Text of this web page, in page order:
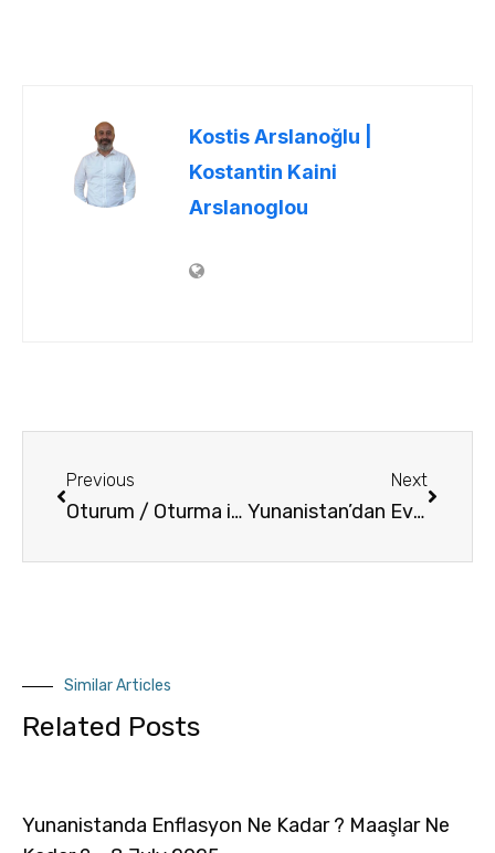
Kostis Arslanoğlu |
Kostantin Kaini
Arslanoglou
Previous
Oturum / Oturma izni için resmi bilgi alabileceğim bir resmi kurum
Next
Yunanistan’dan Ev Nasil Alınır ?
Similar Articles
Related Posts
Yunanistanda Enflasyon Ne Kadar ? Maaşlar Ne